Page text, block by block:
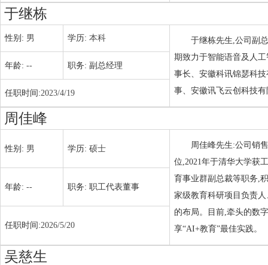
于继栋
性别: 男 学历: 本科
于继栋先生,公司副
期致力于智能语音及人
事长、安徽科讯锦瑟科
事、安徽讯飞云创科技
年龄: -- 职务: 副总经理
任职时间:2023/4/19
周佳峰
性别: 男 学历: 硕士
周佳峰先生:公司销
位,2021年于清华大学获
育事业群副总裁等职务,
家级教育科研项目负责
的布局。目前,牵头的数
享“AI+教育”最佳实践。
年龄: -- 职务: 职工代表董事
任职时间:2026/5/20
吴慈生